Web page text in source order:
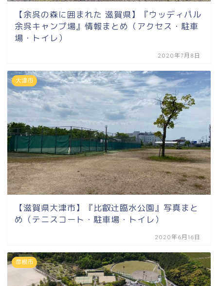
【余呉の森に囲まれた 滋賀県】『ウッディパル
余呉キャンプ場』情報まとめ（アクセス・駐車
場・トイレ）
2020年7月8日
大津市
【滋賀県大津市】『比叡辻臨水公園』写真まと
め（テニスコート・駐車場・トイレ）
2020年6月16日
彦根市